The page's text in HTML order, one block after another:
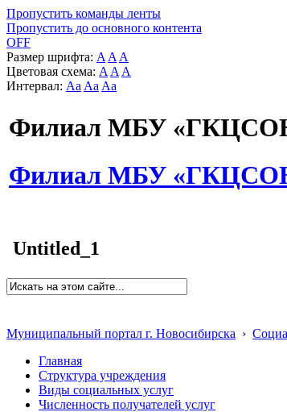
Пропустить команды ленты
Пропустить до основного контента
OFF
Размер шрифта: A A A
Цветовая схема: A A A
Интервал: Aa Aa Aa
Филиал МБУ
Филиал МБУ
Untitled_1
Муниципальный портал г. Новосибирска ›
Главная
Структура учреждения
Виды социальных услуг
Численность получателей услуг